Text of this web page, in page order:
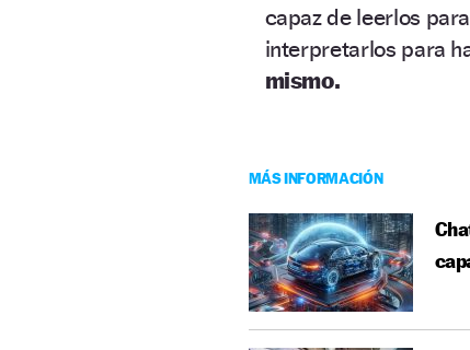
capaz de leerlos
interpretarlos para
mismo.
MÁS INFORMACIÓN